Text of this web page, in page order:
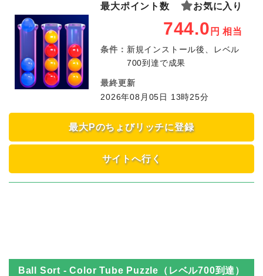
最大ポイント数 お気に入り
744.0 円 相当
条件： 新規インストール後、レベル
700到達で成果
最終更新
2026年08月05日 13時25分
最大Pのちょびリッチに登録
サイトへ行く
Ball Sort - Color Tube Puzzle（レベル700到達）